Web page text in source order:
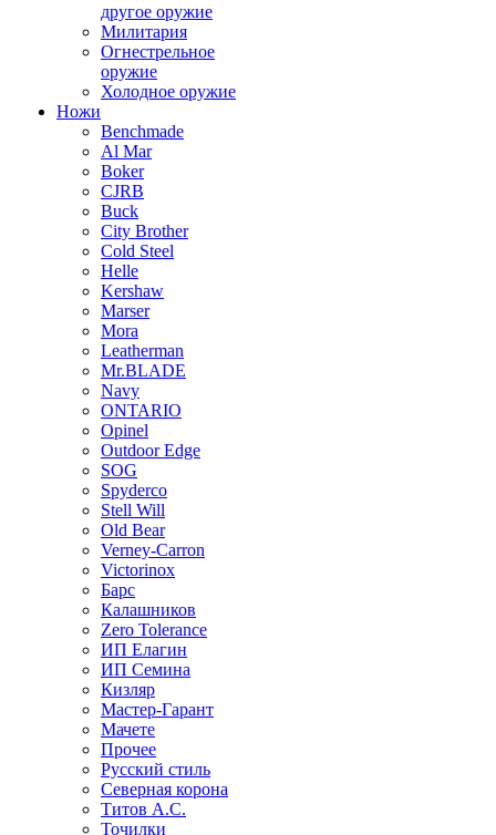
другое оружие
Милитария
Огнестрельное
оружие
Холодное оружие
Ножи
Benchmade
Al Mar
Boker
CJRB
Buck
City Brother
Cold Steel
Helle
Kershaw
Marser
Mora
Leatherman
Mr.BLADE
Navy
ONTARIO
Opinel
Outdoor Edge
SOG
Spyderco
Stell Will
Old Bear
Verney-Carron
Victorinox
Барс
Калашников
Zero Tolerance
ИП Елагин
ИП Семина
Кизляр
Мастер-Гарант
Мачете
Прочее
Русский стиль
Северная корона
Титов А.С.
Точилки